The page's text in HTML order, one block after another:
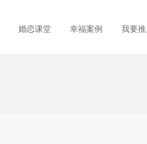
婚恋课堂 幸福案例 我要